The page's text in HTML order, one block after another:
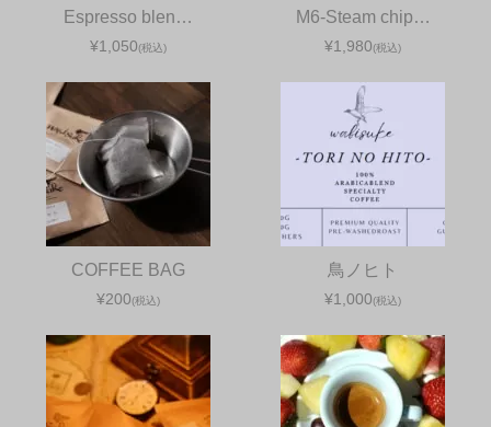
Espresso blen…
¥1,050(税込)
M6-Steam chip…
¥1,980(税込)
COFFEE BAG
¥200(税込)
鳥ノヒト
¥1,000(税込)